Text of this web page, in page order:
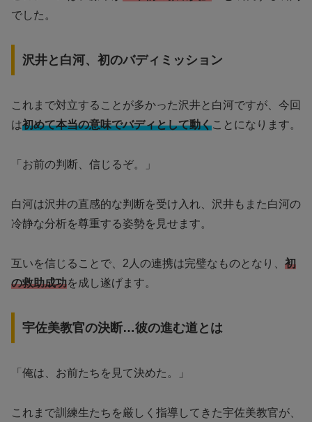
でした。
沢井と白河、初のバディミッション
これまで対立することが多かった沢井と白河ですが、今回
は初めて本当の意味でバディとして動くことになります。
「お前の判断、信じるぞ。」
白河は沢井の直感的な判断を受け入れ、沢井もまた白河の
冷静な分析を尊重する姿勢を見せます。
互いを信じることで、2人の連携は完璧なものとなり、 初
の救助成功を成し遂げます。
宇佐美教官の決断…彼の進む道とは
「俺は、お前たちを見て決めた。」
これまで訓練生たちを厳しく指導してきた宇佐美教官が、